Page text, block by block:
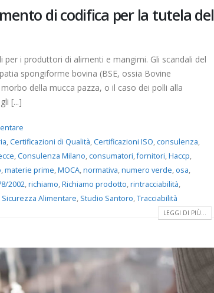
di codifica per la tutela del
per i produttori di alimenti e mangimi. Gli scandali del
spongiforme bovina (BSE, ossia Bovine
della mucca pazza, o il caso dei polli alla
[...]
,Certificazioni di Qualità,Certificazioni ISO, consulenza,
,Consulenza Milano, consumatori,fornitori,Haccp,
,materie prime,MOCA,normativa,numero verde, osa,
2002,richiamo,Richiamo prodotto,rintracciabilità,
Sicurezza Alimentare, Studio Santoro,Tracciabilità
LEGGI DI PIÙ...